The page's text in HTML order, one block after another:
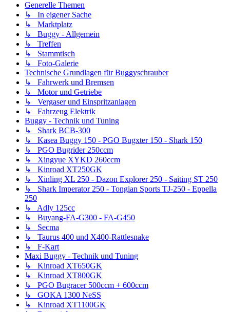
Generelle Themen
↳ In eigener Sache
↳ Marktplatz
↳ Buggy - Allgemein
↳ Treffen
↳ Stammtisch
↳ Foto-Galerie
Technische Grundlagen für Buggyschrauber
↳ Fahrwerk und Bremsen
↳ Motor und Getriebe
↳ Vergaser und Einspritzanlagen
↳ Fahrzeug Elektrik
Buggy - Technik und Tuning
↳ Shark BCB-300
↳ Kasea Buggy 150 - PGO Bugxter 150 - Shark 150
↳ PGO Bugrider 250ccm
↳ Xingyue XYKD 260ccm
↳ Kinroad XT250GK
↳ Xinling XL 250 - Dazon Explorer 250 - Saiting ST 250
↳ Shark Imperator 250 - Tongian Sports TJ-250 - Eppella
250
↳ Adly 125cc
↳ Buyang-FA-G300 - FA-G450
↳ Secma
↳ Taurus 400 und X400-Rattlesnake
↳ F-Kart
Maxi Buggy - Technik und Tuning
↳ Kinroad XT650GK
↳ Kinroad XT800GK
↳ PGO Bugracer 500ccm + 600ccm
↳ GOKA 1300 NeSS
↳ Kinroad XT1100GK